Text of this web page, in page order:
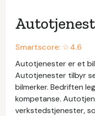
Smartscore: ☆4.6
Autotjenester er et
Autotjenester tilbyr
bilmerker. Bedriften
kompetanse.
verkstedstjenester,